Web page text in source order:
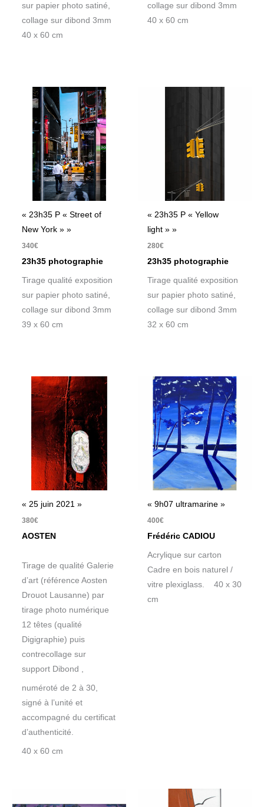
sur papier photo satiné,
collage sur dibond 3mm
40 x 60 cm
collage sur dibond 3mm
40 x 60 cm
« 23h35 P « Street of
New York » »
340€
23h35 photographie
Tirage qualité exposition
sur papier photo satiné,
collage sur dibond 3mm
39 x 60 cm
« 23h35 P « Yellow
light » »
280€
23h35 photographie
Tirage qualité exposition
sur papier photo satiné,
collage sur dibond 3mm
32 x 60 cm
« 25 juin 2021 »
380€
AOSTEN
Tirage de qualité Galerie
d’art (référence Aosten
Drouot Lausanne) par
tirage photo numérique
12 têtes (qualité
Digigraphie) puis
contrecollage sur
support Dibond ,
numéroté de 2 à 30,
signé à l’unité et
accompagné du certificat
d’authenticité.
40 x 60 cm
« 9h07 ultramarine »
400€
Frédéric CADIOU
Acrylique sur carton
Cadre en bois naturel /
vitre plexiglass. 40 x 30
cm